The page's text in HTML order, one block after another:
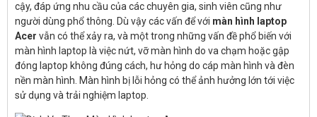
cậy, đáp ứng nhu cầu của các chuyên gia, sinh viên cũng như
người dùng phổ thông. Dù vậy các vấn để với màn hình laptop
Acer vẫn có thể xảy ra, và một trong những vấn đề phổ biến với
màn hình laptop là việc nứt, vỡ màn hình do va chạm hoặc gập
đóng laptop không đúng cách, hư hỏng do cáp màn hình và đèn
nền màn hình. Màn hình bị lỗi hỏng có thể ảnh hưởng lớn tới việc
sử dụng và trải nghiệm laptop.